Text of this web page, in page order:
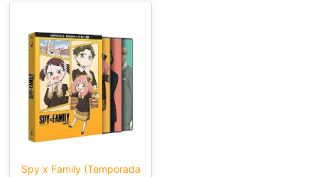
Spy x Family (Temporada